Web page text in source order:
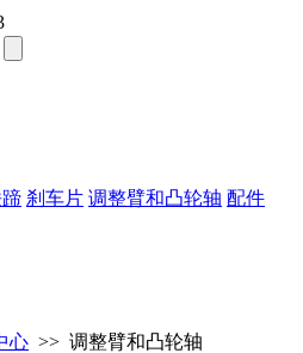
刹车片 调整臂和凸轮轴 配件
心 >> 调整臂和凸轮轴